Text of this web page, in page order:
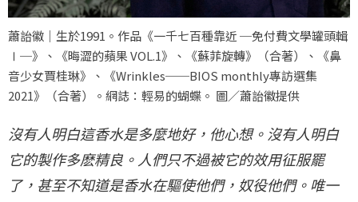
蕭詒徽｜生於1991。作品《一千七百種靠近 ─免付費文學罐頭輯
Ⅰ─》、《晦澀的蘋果 VOL.1》、《蘇菲旋轉》（合著）、《鼻
音少女賈桂琳》、《Wrinkles──BIOS monthly專訪選集
2021》（合著）。網誌：輕易的蝴蝶。 圖／蕭詒徽提供
沒有人明白這香水是多麼地好，他心想。沒有人明白
它的製作多麽精良。人們只不過被它的效用征服罷
了，甚至不知道是香水在驅使他們，奴役他們。唯一